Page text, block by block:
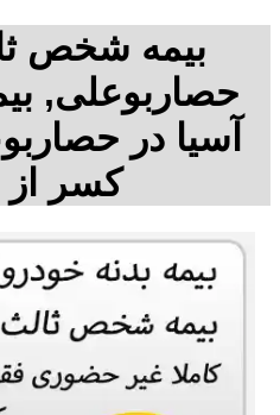
بیمه شخص
حصاربوعلی,
آسیا در
کسر